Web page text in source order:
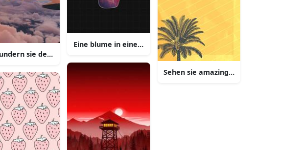
mit dieser schönen aesthetischen iphone tapete
sie den maulbeerfarbenen himmel mit diesem iphone hintergrund
Eine blume in einem glas mit einem mond und einem stern
Sehen sie amazing mit diesem